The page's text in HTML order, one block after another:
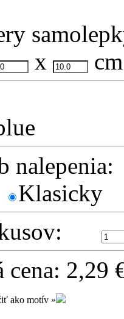
x
cm
nalepenia:
Klasicky
cena: 2,29
ako motív »